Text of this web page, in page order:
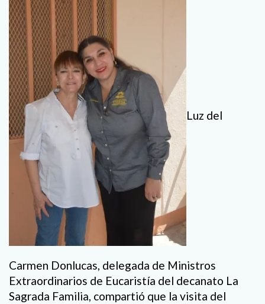
Luz del
Carmen Donlucas, delegada de Ministros
Extraordinarios de Eucaristía del decanato La
Sagrada Familia, compartió que la visita del